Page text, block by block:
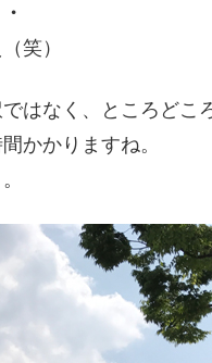
笑）
はなく、ところど
かかりますね。